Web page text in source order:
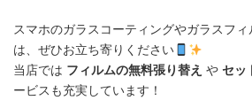
スマホのガラスコーティングやガラスフ
は、ぜひお立ち寄りください
当店では フィルムの無料張り替え や セッ
ービスも充実しています！